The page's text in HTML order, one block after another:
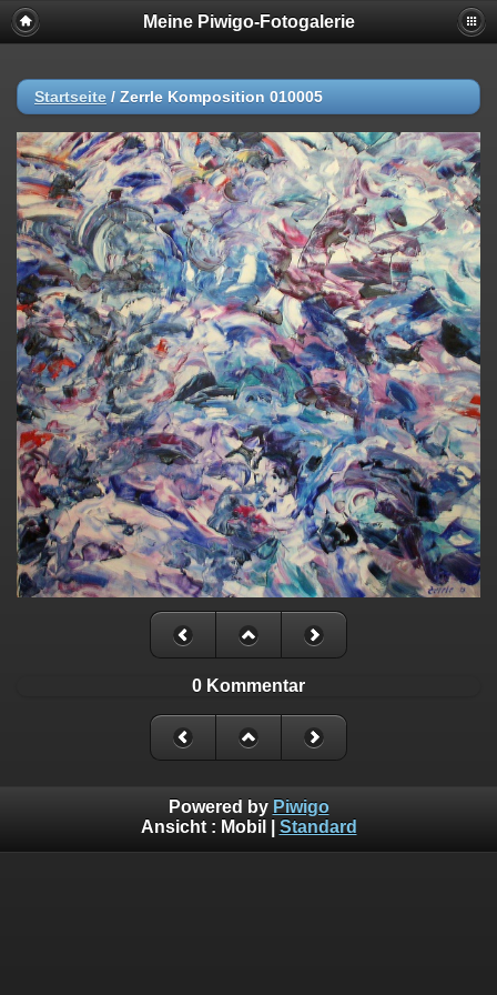
Meine Piwigo-Fotogalerie
Startseite / Zerrle Komposition 010005
0 Kommentar
Powered by Piwigo
Ansicht : Mobil Standard